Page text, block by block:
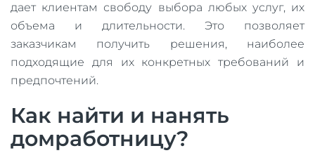
дает клиентам свободу выбора любых услуг, их
объема и длительности. Это позволяет
заказчикам получить решения, наиболее
подходящие для их конкретных требований и
предпочтений.
Как найти и нанять
домработницу?